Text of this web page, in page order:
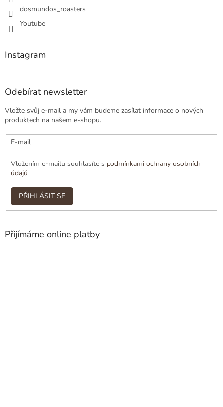
dosmundos_roasters
Youtube
Instagram
Odebírat newsletter
Vložte svůj e-mail a my vám budeme zasílat informace o nových
produktech na našem e-shopu.
E-mail
Vložením e-mailu souhlasíte s podmínkami ochrany osobních
údajů
PŘIHLÁSIT SE
Přijímáme online platby